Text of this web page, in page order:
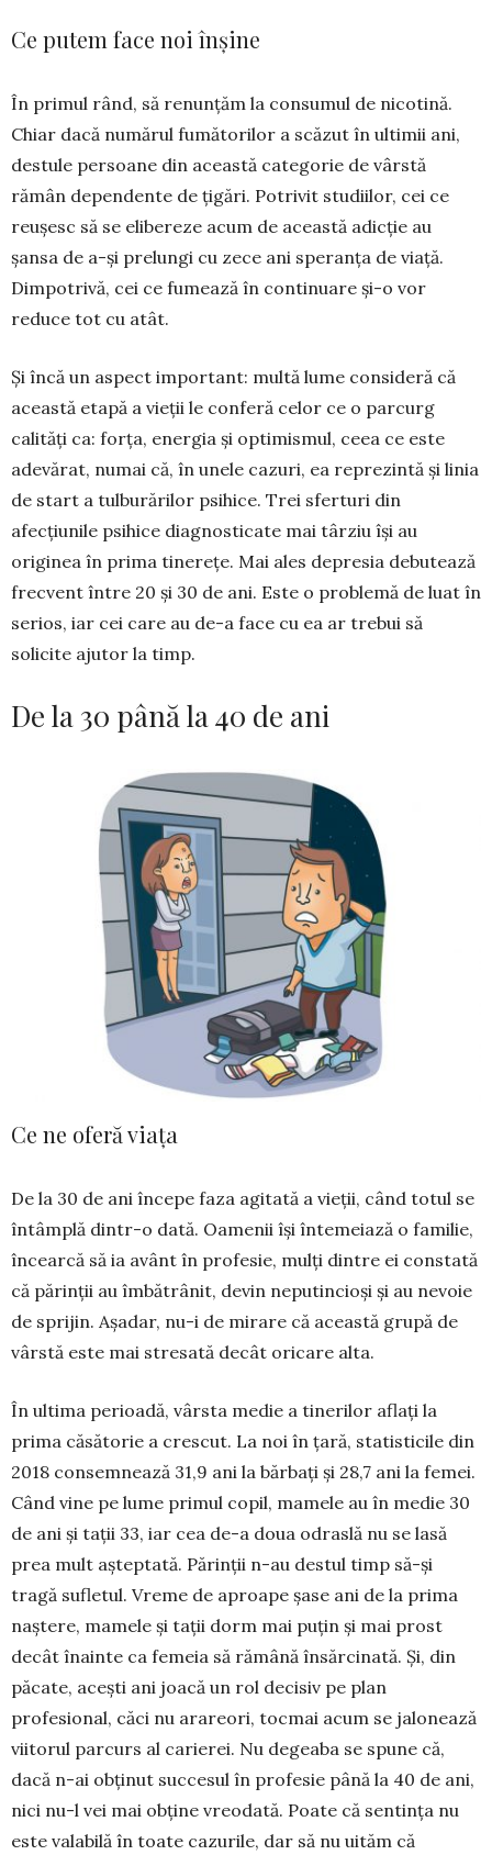
Ce putem face noi înșine
În primul rând, să renunțăm la consumul de nicotină.
Chiar dacă numărul fumătorilor a scăzut în ultimii ani,
destule persoane din această cate­gorie de vârstă
rămân dependente de țigări. Potri­vit studiilor, cei ce
reușesc să se elibereze acum de această adicție au
șansa de a-și prelungi cu zece ani speranța de viață.
Dimpotrivă, cei ce fu­mează în continuare și-o vor
reduce tot cu atât.
Și încă un aspect important: multă lume con­sideră că
această etapă a vieții le conferă celor ce o parcurg
calități ca: forța, energia și optimismul, ceea ce este
adevărat, numai că, în unele cazuri, ea reprezintă și linia
de start a tulburărilor psihice. Trei sferturi din
afecțiunile psihice diagnosticate mai târziu își au
originea în prima tinerețe. Mai ales depresia debutează
frecvent între 20 și 30 de ani. Este o problemă de luat în
serios, iar cei care au de-a face cu ea ar trebui să
solicite ajutor la timp.
De la 30 până la 40 de ani
Ce ne oferă viața
De la 30 de ani începe faza agitată a vieții, când totul se
întâmplă dintr-o dată. Oamenii își întemeiază o familie,
încearcă să ia avânt în profesie, mulți dintre ei con­stată
că părinții au îmbătrânit, devin ne­putincioși și au nevoie
de spri­jin. Așadar, nu-i de mirare că această grupă de
vârstă este mai stresată decât oricare alta.
În ultima perioadă, vâr­sta medie a tine­rilor aflați la
prima căsătorie a crescut. La noi în țară, statisticile din
2018 consem­nează 31,9 ani la bărbați și 28,7 ani la femei.
Când vine pe lume primul copil, mamele au în medie 30
de ani și tații 33, iar cea de-a doua odras­lă nu se lasă
prea mult așteptată. Părinții n-au destul timp să-și
tragă sufletul. Vreme de aproape șase ani de la prima
naștere, mamele și tații dorm mai puțin și mai prost
decât înainte ca femeia să rămână însăr­cinată. Și, din
păcate, acești ani joacă un rol deci­siv pe plan
profesional, căci nu arareori, tocmai acum se jalonează
viitorul parcurs al carierei. Nu degeaba se spune că,
dacă n-ai obținut succesul în profesie până la 40 de ani,
nici nu-l vei mai obține vreodată. Poate că sentința nu
este valabilă în toate cazurile, dar să nu uităm că